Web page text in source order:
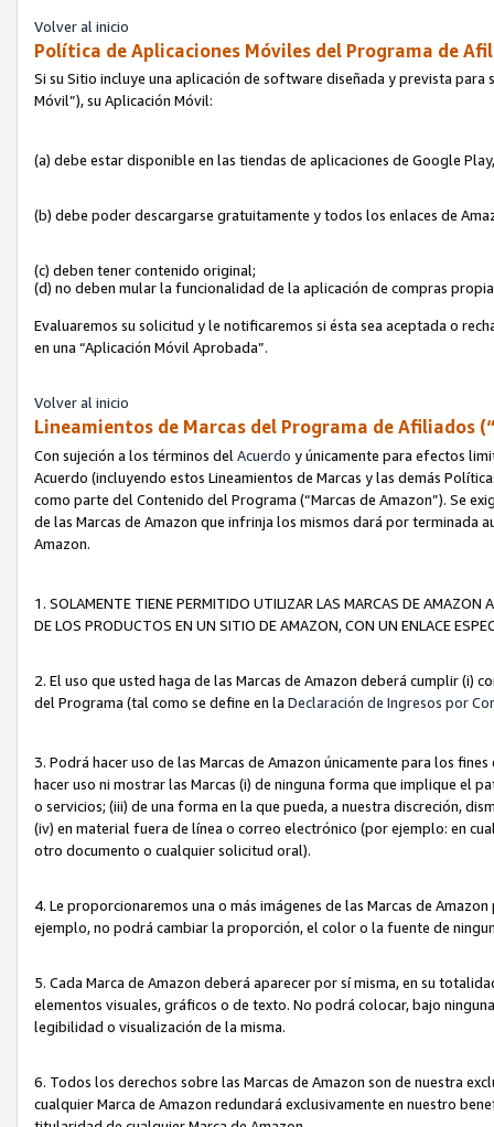
Volver al inicio
Política de Aplicaciones Móviles del Programa de
Si su Sitio incluye una aplicación de software diseñada y prevista
Móvil”), su Aplicación Móvil:
(a) debe estar disponible en las tiendas de aplicaciones de Google
(b) debe poder descargarse gratuitamente y todos los enlaces de
(c) deben tener contenido original;
(d) no deben mular la funcionalidad de la aplicación de compras
Evaluaremos su solicitud y le notificaremos si ésta sea aceptada o
en una “Aplicación Móvil Aprobada”.
Volver al inicio
Lineamientos de Marcas del Programa de Afiliados
Con sujeción a los términos del Acuerdo y únicamente para efectos
Acuerdo (incluyendo estos Lineamientos de Marcas y las demás
como parte del Contenido del Programa (“Marcas de Amazon”). Se
de las Marcas de Amazon que infrinja los mismos dará por terminada
Amazon.
1. SOLAMENTE TIENE PERMITIDO UTILIZAR LAS MARCAS DE
DE LOS PRODUCTOS EN UN SITIO DE AMAZON, CON UN ENLACE
2. El uso que usted haga de las Marcas de Amazon deberá cumplir (i)
del Programa (tal como se define en la Declaración de Ingresos por
3. Podrá hacer uso de las Marcas de Amazon únicamente para los
hacer uso ni mostrar las Marcas (i) de ninguna forma que implique el
o servicios; (iii) de una forma en la que pueda, a nuestra discreción,
(iv) en material fuera de línea o correo electrónico (por ejemplo: en
otro documento o cualquier solicitud oral).
4. Le proporcionaremos una o más imágenes de las Marcas de
ejemplo, no podrá cambiar la proporción, el color o la fuente de
5. Cada Marca de Amazon deberá aparecer por sí misma, en su
elementos visuales, gráficos o de texto. No podrá colocar, bajo
legibilidad o visualización de la misma.
6. Todos los derechos sobre las Marcas de Amazon son de nuestra
cualquier Marca de Amazon redundará exclusivamente en nuestro